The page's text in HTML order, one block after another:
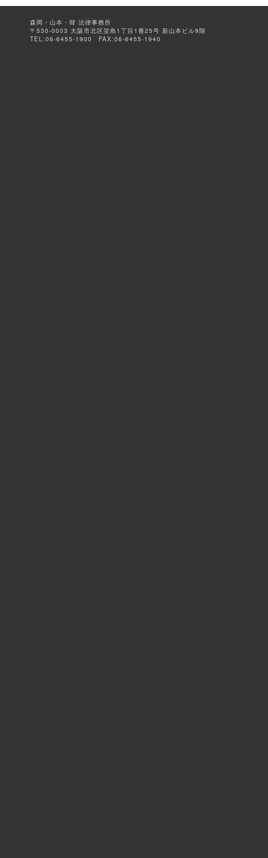
森岡・山本・韓 法律事務所
〒530-0003 大阪市北区堂島1丁目1番25号 新山本ビル9階
TEL:06-6455-1900 FAX:06-6455-1940